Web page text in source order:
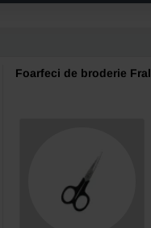
Foarfeci de broderie